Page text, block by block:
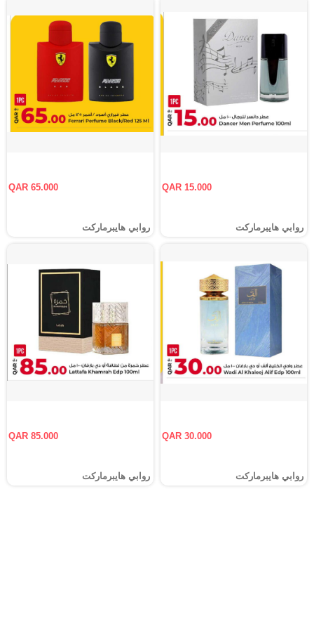
QAR 15.000
روابي هايبرماركت
QAR 65.000
روابي هايبرماركت
QAR 30.000
روابي هايبرماركت
QAR 85.000
روابي هايبرماركت